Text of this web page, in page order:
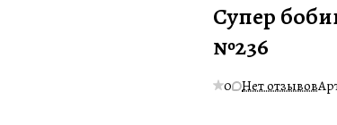
Супер
№236
0 Нет отзывов